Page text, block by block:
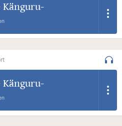
Känguru-
Känguru-